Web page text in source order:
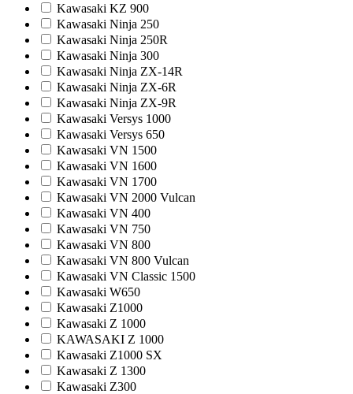
Kawasaki KZ 900
Kawasaki Ninja 250
Kawasaki Ninja 250R
Kawasaki Ninja 300
Kawasaki Ninja ZX-14R
Kawasaki Ninja ZX-6R
Kawasaki Ninja ZX-9R
Kawasaki Versys 1000
Kawasaki Versys 650
Kawasaki VN 1500
Kawasaki VN 1600
Kawasaki VN 1700
Kawasaki VN 2000 Vulcan
Kawasaki VN 400
Kawasaki VN 750
Kawasaki VN 800
Kawasaki VN 800 Vulcan
Kawasaki VN Classic 1500
Kawasaki W650
Kawasaki Z1000
Kawasaki Z 1000
KAWASAKI Z 1000
Kawasaki Z1000 SX
Kawasaki Z 1300
Kawasaki Z300